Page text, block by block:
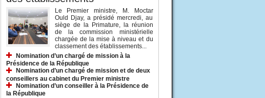
Le Premier ministre, M. Moctar
Ould Djay, a présidé mercredi, au
siège de la Primature, la réunion
de la commission ministérielle
chargée de la mise à niveau et du
classement des établissements...
Nomination d’un chargé de mission à la
Présidence de la République
Nomination d’un chargé de mission et de deux
conseillers au cabinet du Premier ministre
Nomination d’un conseiller à la Présidence de
la République